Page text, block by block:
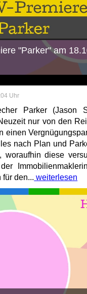
"Parker" am
Uhr
Parker (Jason
nur von den
einen
nach Plan und
woraufhin diese
für den... weiterlesen